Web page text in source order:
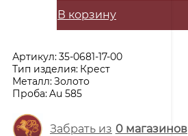
В корзину
Артикул:35-0681-17-00
Тип изделия: Крест
Металл:Золото
Проба:Au 585
Забрать из 0магазинов